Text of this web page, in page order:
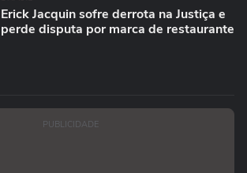
Erick Jacquin sofre derrota na Justiça e
perde disputa por marca de restaurante
PUBLICIDADE